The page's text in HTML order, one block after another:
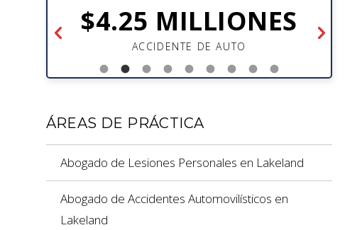
$4.25 MILLIONES
ACCIDENTE DE AUTO
ÁREAS DE PRÁCTICA
Abogado de Lesiones Personales en Lakeland
Abogado de Accidentes Automovilísticos en
Lakeland